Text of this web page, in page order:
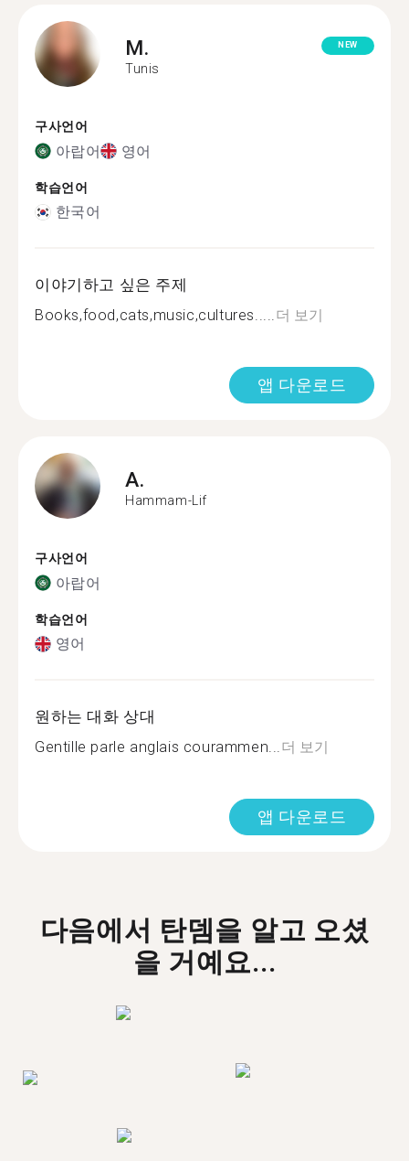
M.
Tunis
NEW
구사언어
아랍어 영어
학습언어
한국어
이야기하고 싶은 주제
Books,food,cats,music,cultures.....더 보기
앱 다운로드
A.
Hammam-Lif
구사언어
아랍어
학습언어
영어
원하는 대화 상대
Gentille parle anglais courammen...더 보기
앱 다운로드
다음에서 탄뎀을 알고 오셨
을 거예요...